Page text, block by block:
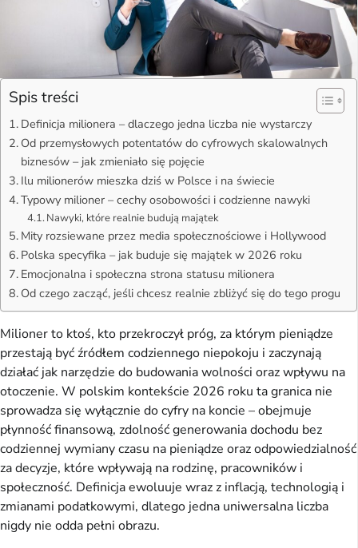
Spis treści
Definicja milionera – dlaczego jedna liczba nie wystarczy
Od przemysłowych potentatów do cyfrowych skalowalnych
biznesów – jak zmieniało się pojęcie
Ilu milionerów mieszka dziś w Polsce i na świecie
Typowy milioner – cechy osobowości i codzienne nawyki
Nawyki, które realnie budują majątek
Mity rozsiewane przez media społecznościowe i Hollywood
Polska specyfika – jak buduje się majątek w 2026 roku
Emocjonalna i społeczna strona statusu milionera
Od czego zacząć, jeśli chcesz realnie zbliżyć się do tego progu
Milioner to ktoś, kto przekroczył próg, za którym pieniądze
przestają być źródłem codziennego niepokoju i zaczynają
działać jak narzędzie do budowania wolności oraz wpływu na
otoczenie. W polskim kontekście 2026 roku ta granica nie
sprowadza się wyłącznie do cyfry na koncie – obejmuje
płynność finansową, zdolność generowania dochodu bez
codziennej wymiany czasu na pieniądze oraz odpowiedzialność
za decyzje, które wpływają na rodzinę, pracowników i
społeczność. Definicja ewoluuje wraz z inflacją, technologią i
zmianami podatkowymi, dlatego jedna uniwersalna liczba
nigdy nie odda pełni obrazu.